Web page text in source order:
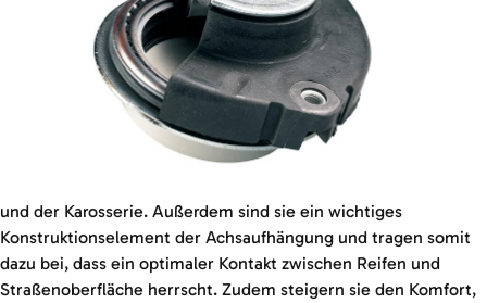
und der Karosserie. Außerdem sind sie ein wichtiges
Konstruktionselement der Achsaufhängung und tragen somit
dazu bei, dass ein optimaler Kontakt zwischen Reifen und
Straßenoberfläche herrscht. Zudem steigern sie den Komfort,